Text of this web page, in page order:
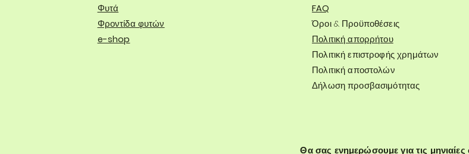
Φυτά
Φροντίδα φυτών
e-shop
FAQ
Όροι & Προϋποθέσεις
Πολιτική απορρήτου
Πολιτική επιστροφής χρημάτων
Πολιτική αποστολών
Δήλωση προσβασιμότητας
Θα σας ενημερώσουμε για τις